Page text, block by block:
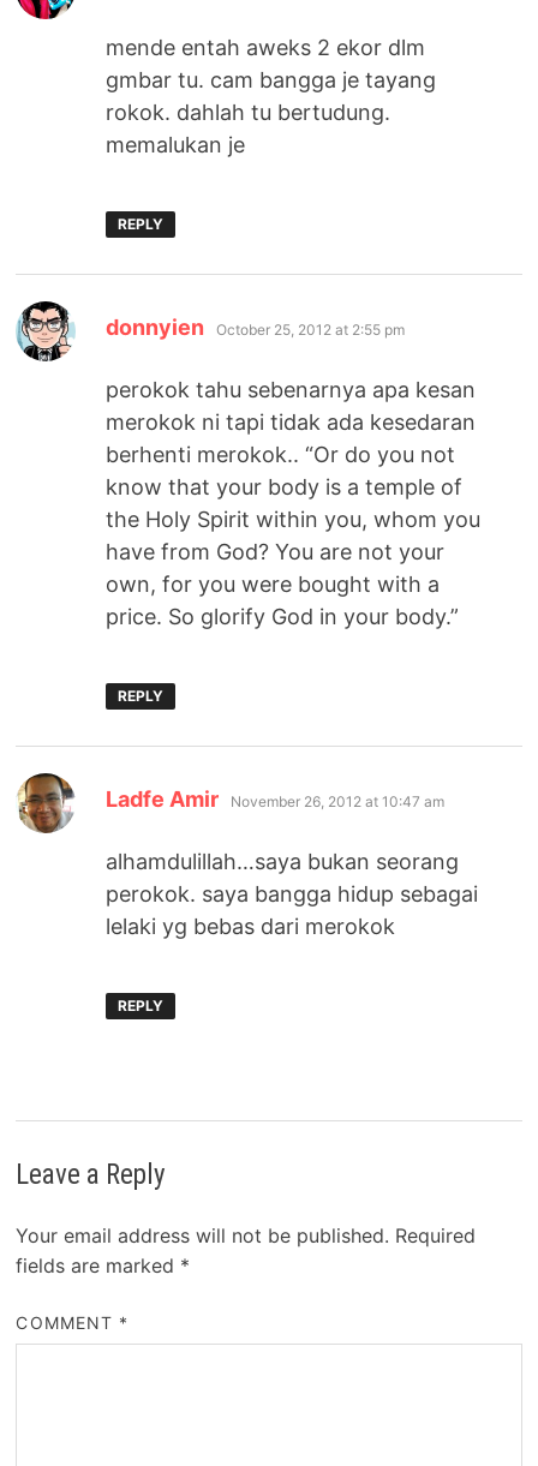
mende entah aweks 2 ekor dlm
gmbar tu. cam bangga je tayang
rokok. dahlah tu bertudung.
memalukan je
REPLY
donnyien says:
October 25, 2012 at 2:55 pm
perokok tahu sebenarnya apa kesan
merokok ni tapi tidak ada kesedaran
berhenti merokok.. “Or do you not
know that your body is a temple of
the Holy Spirit within you, whom you
have from God? You are not your
own, for you were bought with a
price. So glorify God in your body.”
REPLY
Ladfe Amir says:
November 26, 2012 at 10:47 am
alhamdulillah…saya bukan seorang
perokok. saya bangga hidup sebagai
lelaki yg bebas dari merokok
REPLY
Leave a Reply
Your email address will not be published. Required
fields are marked *
COMMENT *